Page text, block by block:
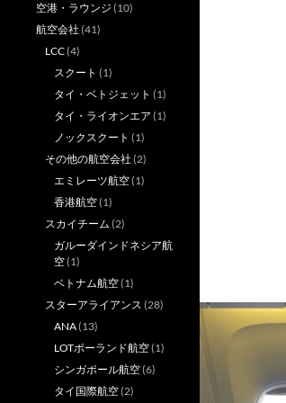
空港・ラウンジ (10)
航空会社 (41)
LCC(4)
スクート (1)
タイ・ベトジェット (1)
タイ・ライオンエア (1)
ノックスクート (1)
その他の航空会社 (2)
エミレーツ航空(1)
香港航空(1)
スカイチーム (2)
ガルーダインドネシア航
空(1)
ベトナム航空(1)
スターアライアンス (28)
ANA(13)
LOTポーランド航空(1)
シンガポール航空(6)
タイ国際航空(2)